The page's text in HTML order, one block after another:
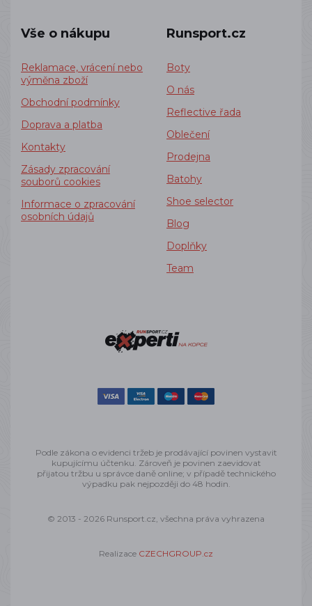
Vše o nákupu
Reklamace, vrácení nebo
výměna zboží
Obchodní podmínky
Doprava a platba
Kontakty
Zásady zpracování
souborů cookies
Informace o zpracování
osobních údajů
Runsport.cz
Boty
O nás
Reflective řada
Oblečení
Prodejna
Batohy
Shoe selector
Blog
Doplňky
Team
Podle zákona o evidenci tržeb je prodávající povinen vystavit
kupujícímu účtenku. Zároveň je povinen zaevidovat
přijatou tržbu u správce daně online; v případě technického
výpadku pak nejpozději do 48 hodin.
© 2013 - 2026 Runsport.cz, všechna práva vyhrazena
Realizace CZECHGROUP.cz